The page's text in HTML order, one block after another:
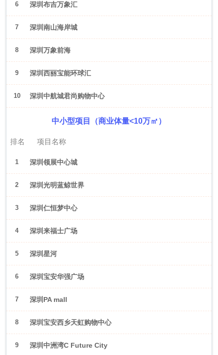
6 深圳布吉万象汇
7 深圳南山海岸城
8 深圳万象前海
9 深圳西丽宝能环球汇
10 深圳中航城君尚购物中心
中小型项目（商业体量<10万㎡）
排名 项目名称
1 深圳领展中心城
2 深圳光明蓝鲸世界
3 深圳仁恒梦中心
4 深圳来福士广场
5 深圳星河
WORLD·COCOPark
6 深圳宝安华强广场
7 深圳PA mall
8 深圳宝安西乡天虹购物中心
9 深圳中洲湾C Future City